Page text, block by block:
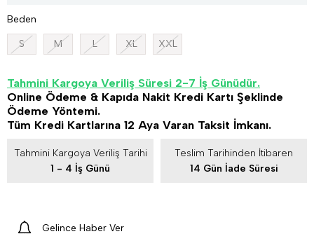
Beden
S M L XL XXL
Tahmini Kargoya Veriliş Süresi 2-7 İş Günüdür.
Online Ödeme & Kapıda Nakit Kredi Kartı Şeklinde
Ödeme Yöntemi.
Tüm Kredi Kartlarına 12 Aya Varan Taksit İmkanı.
Tahmini Kargoya Veriliş Tarihi
1 - 4 İş Günü
Teslim Tarihinden İtibaren
14 Gün İade Süresi
Gelince Haber Ver